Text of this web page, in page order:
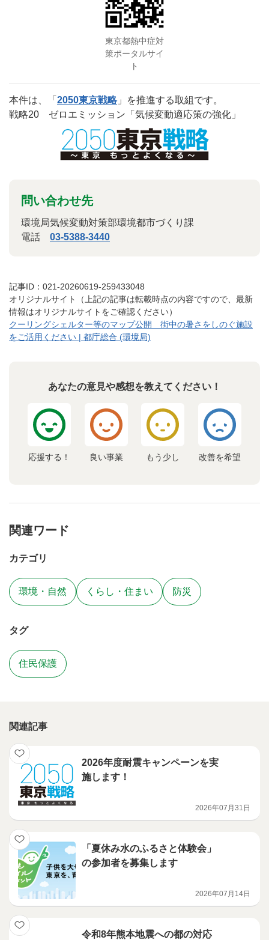
東京都熱中症対
策ポータルサイ
ト
本件は、「 2050東京戦略」を推進する取組です。
戦略20 ゼロエミッション「気候変動適応策の強化」
問い合わせ先
環境局気候変動対策部環境都市づくり課
電話 03-5388-3440
記事ID：021-20260619-259433048
オリジナルサイト（上記の記事は転載時点の内容ですので、最新
情報はオリジナルサイトをご確認ください）
クーリングシェルター等のマップ公開 街中の暑さをしのぐ施設
をご活用ください | 都庁総合 (環境局)
あなたの意見や感想を教えてください！
応援する！ 良い事業 もう少し 改善を希望
関連ワード
カテゴリ
環境・自然 くらし・住まい 防災
タグ
住民保護
関連記事
2026年度耐震キャンペーンを実
施します！
2026年07月31日
「夏休み水のふるさと体験会」
の参加者を募集します
2026年07月14日
令和8年熊本地震への都の対応